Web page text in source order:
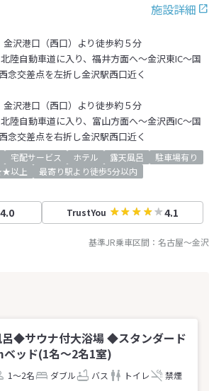
施設詳細
沢港口（西口）より徒歩約５分
陸自動車道に入り、福井方面へ～金沢東IC～国
念交差点を左折し金沢駅西口近く
沢港口（西口）より徒歩約５分
陸自動車道に入り、富山方面へ～金沢西IC～国
念交差点を右折し金沢駅西口近く
宅配サービス ホテル 露天風呂
駐車場有り
以上
最寄り駅より徒歩5分以内
4.0 TrustYou 4.1
基準JR乗車区間： 名古屋～金沢
呂◆サウナ付大浴場 ◆スタンダード
ッド(1名～2名1室)
1～2名 ダブル バス トイレ 禁煙